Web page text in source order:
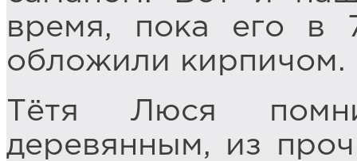
время, пока его в
обложили кирпичом.
Тётя Люся
деревянным, из